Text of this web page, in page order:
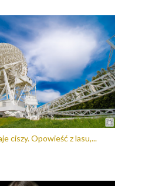
ciszy. Opowieść z lasu,...